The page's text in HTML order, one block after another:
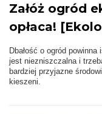
Załóż ogród
opłaca!
Dbałość o ogród
jest niezniszczalna i
bardziej przyjazne
kieszeni.